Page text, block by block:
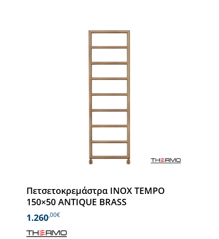
Πετσετοκρεμάστρα INOX TEMPO
150×50 ANTIQUE BRASS
1.260,00€